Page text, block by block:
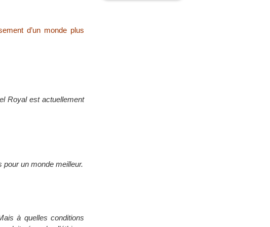
d’un monde plus
Royal est actuellement
pour un monde meilleur.
à quelles conditions